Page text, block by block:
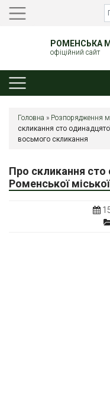
РОМЕНСЬКА
офіційний сайт
Головна » Розпорядження
скликання сто
восьмого скликання
Про скликання сто
Роменської